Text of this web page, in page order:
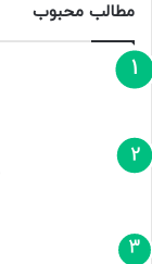
مطالب محبوب